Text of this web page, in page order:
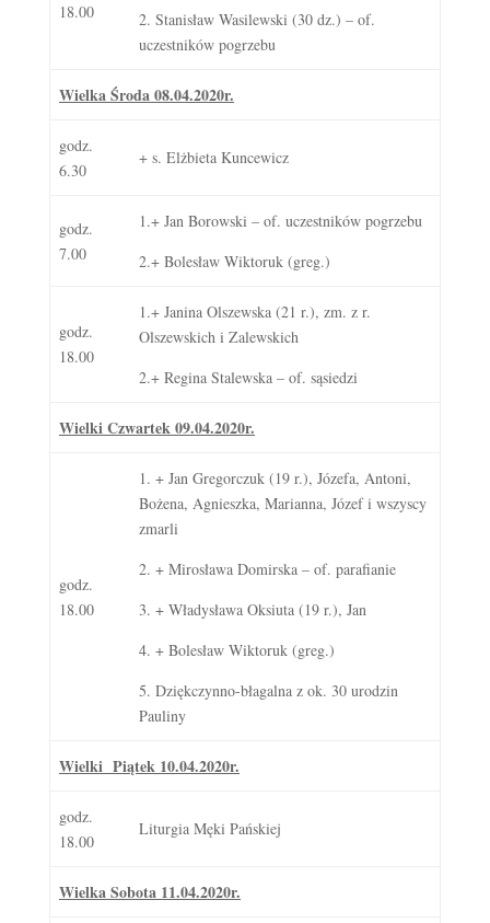
18.00
2. Stanisław Wasilewski (30 dz.) – of.
uczestników pogrzebu
Wielka Środa 08.04.2020r.
godz.
6.30
+ s. Elżbieta Kuncewicz
godz.
7.00
1.+ Jan Borowski – of. uczestników pogrzebu
2.+ Bolesław Wiktoruk (greg.)
godz.
18.00
1.+ Janina Olszewska (21 r.), zm. z r.
Olszewskich i Zalewskich
2.+ Regina Stalewska – of. sąsiedzi
Wielki Czwartek 09.04.2020r.
godz.
18.00
1. + Jan Gregorczuk (19 r.), Józefa, Antoni,
Bożena, Agnieszka, Marianna, Józef i wszyscy
zmarli
2. + Mirosława Domirska – of. parafianie
3. + Władysława Oksiuta (19 r.), Jan
4. + Bolesław Wiktoruk (greg.)
5. Dziękczynno-błagalna z ok. 30 urodzin
Pauliny
Wielki Piątek 10.04.2020r.
godz.
18.00
Liturgia Męki Pańskiej
WielkaSobota 11.04.2020r.